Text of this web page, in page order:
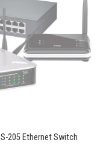
205 Ethernet Switch